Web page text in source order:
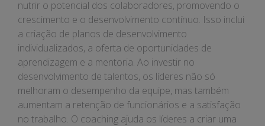
nutrir o potencial dos colaboradores, promovendo o
crescimento e o desenvolvimento contínuo. Isso inclui
a criação de planos de desenvolvimento
individualizados, a oferta de oportunidades de
aprendizagem e a mentoria. Ao investir no
desenvolvimento de talentos, os líderes não só
melhoram o desempenho da equipe, mas também
aumentam a retenção de funcionários e a satisfação
no trabalho. O coaching ajuda os líderes a criar uma